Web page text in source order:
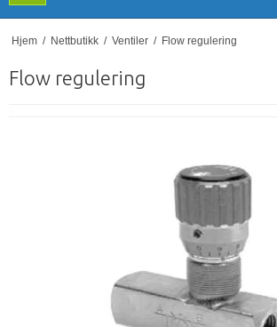
Hjem / Nettbutikk / Ventiler / Flow regulering
Flow regulering